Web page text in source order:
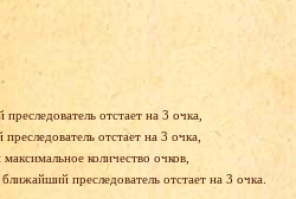
отстает на 3 очка,
отстает на 3 очка,
максимальное количество очков,
преследователь отстает на 3 очка.